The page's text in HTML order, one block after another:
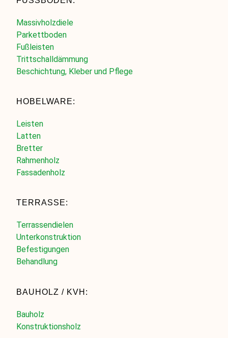
Massivholzdiele
Parkettboden
Fußleisten
Trittschalldämmung
Beschichtung, Kleber und Pflege
HOBELWARE:
Leisten
Latten
Bretter
Rahmenholz
Fassadenholz
TERRASSE:
Terrassendielen
Unterkonstruktion
Befestigungen
Behandlung
BAUHOLZ / KVH:
Bauholz
Konstruktionsholz